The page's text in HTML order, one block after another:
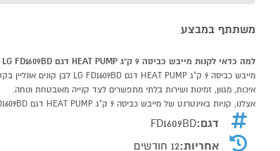
משתתף במבצע
למה כדאי לקנות מייבש כביסה 9 ק"ג HEAT PUMP דגם LG FD1609BD לבן ב-P1000
איכות, מגוון, זמינות ושירות בלתי מתפשרים לצד קנייה מאובטחת ונוחה.
אצלנו, קניות באינטרנט של מייבש כביסה 9 ק"ג HEAT PUMP דגם LG FD1609BD לבן שוות לך פי אלף!
דגם:FD1609BD
אחריות:12 חודשים